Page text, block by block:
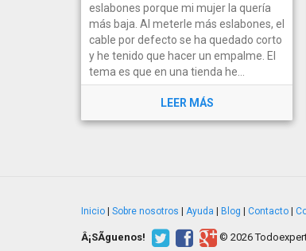
LEER MÁS
eslabones porque mi mujer la quería
más baja. Al meterle más eslabones, el
cable por defecto se ha quedado corto
y he tenido que hacer un empalme. El
tema es que en una tienda he...
Inicio Sobre nosotros Ayuda Blog Contacto
Â¡SÃ­guenos! © 2026